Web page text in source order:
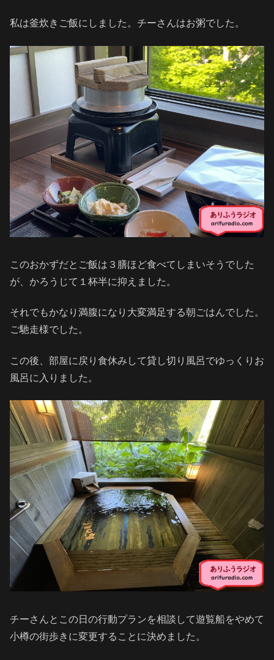
私は釜炊きご飯にしました。チーさんはお粥でした。
このおかずだとご飯は３膳ほど食べてしまいそうでした
が、かろうじて１杯半に抑えました。
それでもかなり満腹になり大変満足する朝ごはんでした。
ご馳走様でした。
この後、部屋に戻り食休みして貸し切り風呂でゆっくりお
風呂に入りました。
チーさんとこの日の行動プランを相談して遊覧船をやめて
小樽の街歩きに変更することに決めました。